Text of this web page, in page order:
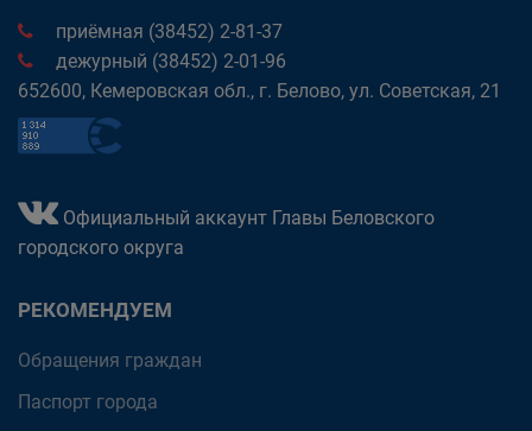
приёмная (38452) 2-81-37
дежурный (38452) 2-01-96
652600, Кемеровская обл., г. Белово, ул. Советская, 21
Официальный аккаунт Главы Беловского
городского округа
РЕКОМЕНДУЕМ
Обращения граждан
Паспорт города